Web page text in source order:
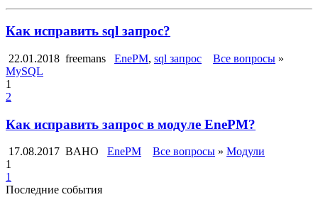
Как исправить sql запрос?
22.01.2018 freemans EnePM, sql запрос Все вопросы »
MySQL
1
2
Как исправить запрос в модуле EnePM?
17.08.2017 BAHO EnePM Все вопросы » Модули
1
1
Последние события